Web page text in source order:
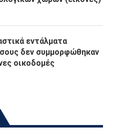
εντάλματα
δεν συμμορφώθηκαν
οικοδομές